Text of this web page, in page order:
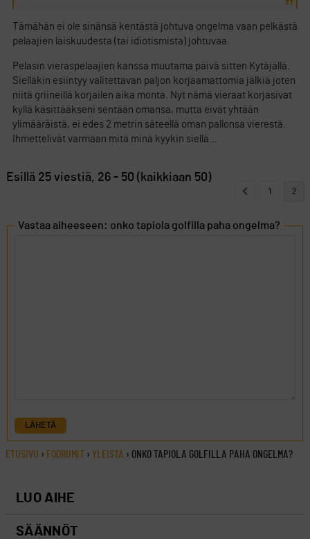
Tämähän ei ole sinänsä kentästä johtuva ongelma vaan pelkästä
pelaajien laiskuudesta (tai idiotismista) johtuvaa.
Pelasin vieraspelaajien kanssa muutama päivä sitten Kytäjällä.
Sielläkin esiintyy valitettavan paljon korjaamattomia jälkiä joten
niitä griineillä korjailen aika monta. Nyt nämä vieraat korjasivat
kyllä käsittääkseni sentään omansa, mutta eivät yhtään
ylimääräistä, ei edes 2 metrin säteellä oman pallonsa vierestä.
Ihmettelivät varmaan mitä minä kyykin siellä…
Esillä 25 viestiä, 26 - 50 (kaikkiaan 50)
1 2
Vastaa aiheeseen: onko tapiola golfilla paha ongelma?
LÄHETÄ
ETUSIVU › FOORUMIT › YLEISTÄ › ONKO TAPIOLA GOLFILLA PAHA ONGELMA?
LUO AIHE
SÄÄNNÖT